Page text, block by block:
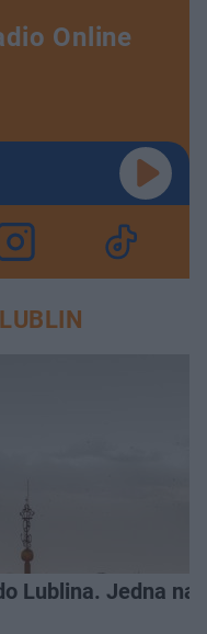
Online
Lublina. Jedna